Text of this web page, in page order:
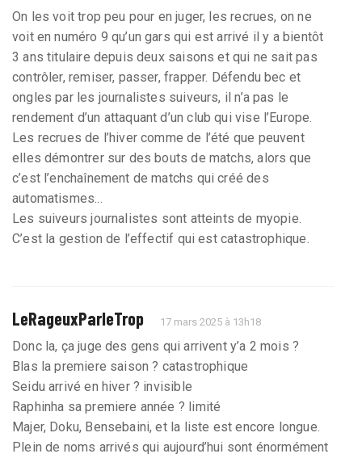
On les voit trop peu pour en juger, les recrues, on ne
voit en numéro 9 qu’un gars qui est arrivé il y a bientôt
3 ans titulaire depuis deux saisons et qui ne sait pas
contrôler, remiser, passer, frapper. Défendu bec et
ongles par les journalistes suiveurs, il n’a pas le
rendement d’un attaquant d’un club qui vise l’Europe.
Les recrues de l’hiver comme de l’été que peuvent
elles démontrer sur des bouts de matchs, alors que
c’est l’enchaînement de matchs qui créé des
automatismes...
Les suiveurs journalistes sont atteints de myopie.
C’est la gestion de l’effectif qui est catastrophique.
LeRageuxParleTrop 17 mars 2025 à 13h18
Donc la, ça juge des gens qui arrivent y’a 2 mois ?
Blas la premiere saison ? catastrophique
Seidu arrivé en hiver ? invisible
Raphinha sa premiere année ? limité
Majer, Doku, Bensebaini, et la liste est encore longue.
Plein de noms arrivés qui aujourd’hui sont énormément